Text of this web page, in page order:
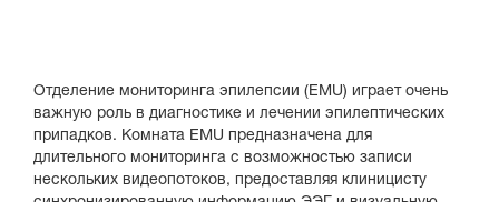
Отделение мониторинга эпилепсии (EMU) играет очень
важную роль в диагностике и лечении эпилептических
припадков. Комната EMU предназначена для
длительного мониторинга с возможностью записи
нескольких видеопотоков, предоставляя клиницисту